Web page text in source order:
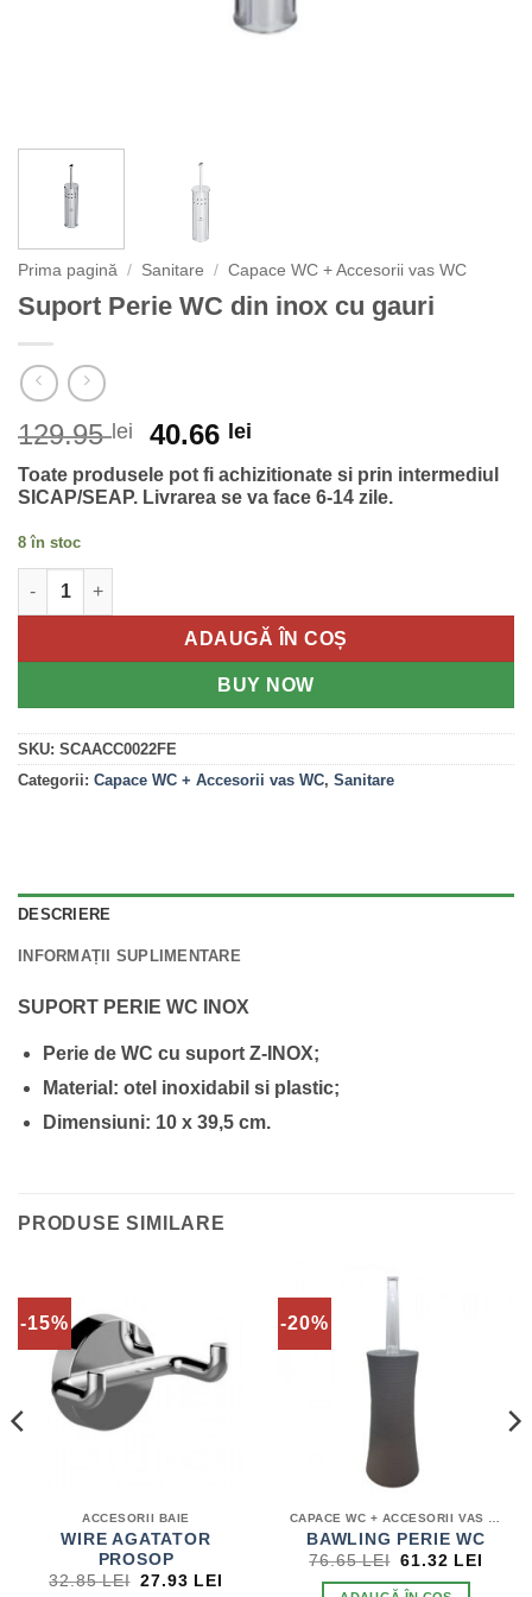
Prima pagină / Sanitare / Capace WC + Accesorii vas WC
Suport Perie WC din inox cu gauri
129.95 lei
Prețul
inițial
a
40.66 lei
curent
este:
Toate produsele pot fi achizitionate si prin intermediul
SICAP/SEAP. Livrarea se va face 6-14 zile.
8 în stoc
ADAUGĂ ÎN COȘ
BUY NOW
SKU: SCAACC0022FE
Categorii: Capace WC + Accesorii vas WC, Sanitare
DESCRIERE
INFORMAȚII SUPLIMENTARE
SUPORT PERIE WC INOX
Perie de WC cu suport Z-INOX;
Material: otel inoxidabil si plastic;
Dimensiuni: 10 x 39,5 cm.
PRODUSE SIMILARE
-15%
ACCESORII BAIE
WIRE AGATATOR
PROSOP
32.85LEI PREȚUL
27.93 LEI
-20%
CAPACE WC + ACCESORII VAS WC
BAWLING PERIE WC
76.65LEI PREȚUL
A
61.32 LEI